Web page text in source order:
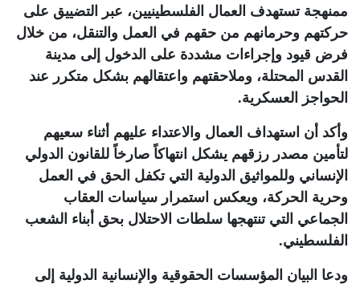
ممنهجة تستهدف العمال الفلسطينيين، عبر التضييق على
حركتهم وحرمانهم من حقهم في العمل والتنقل، من خلال
فرض قيود وإجراءات مشددة على الدخول إلى مدينة
القدس المحتلة، وملاحقتهم واعتقالهم بشكل متكرر عند
الحواجز العسكرية.
وأكد أن استهداف العمال والاعتداء عليهم أثناء سعيهم
لتأمين مصدر رزقهم يشكل انتهاكاً صارخاً للقانون الدولي
الإنساني وللمواثيق الدولية التي تكفل الحق في العمل
وحرية الحركة، ويعكس استمرار سياسات العقاب
الجماعي التي تنتهجها سلطات الاحتلال بحق أبناء الشعب
الفلسطيني.
ودعا البيان المؤسسات الحقوقية والإنسانية الدولية إلى